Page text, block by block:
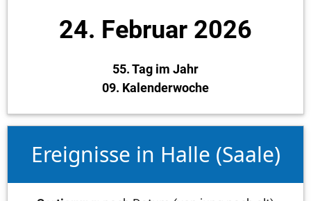
24. Februar 2026
55. Tag im Jahr
09. Kalenderwoche
Ereignisse in Halle (Saale)